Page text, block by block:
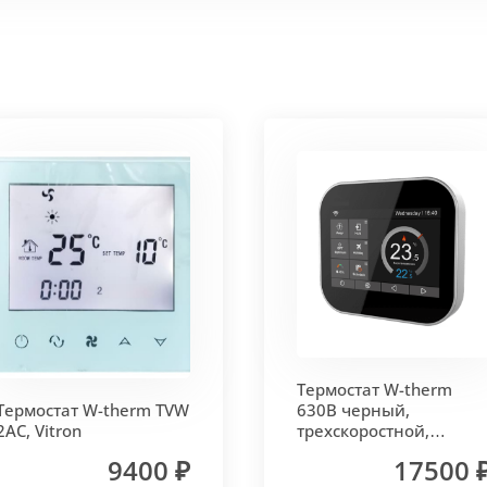
покрытием чёрного цвета.
- золото, бронза, чёрный, серебро (без доплат)
решетки - 13мм.Может быть изменена на 10 или 18
W-therm TVW
Vitron
9400 ₽
Термостат W-therm
630В черный,
трехскоростной,
17500